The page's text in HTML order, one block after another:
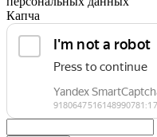
Капча